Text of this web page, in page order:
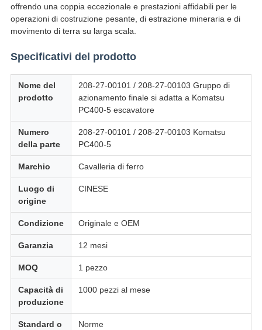
offrendo una coppia eccezionale e prestazioni affidabili per le
operazioni di costruzione pesante, di estrazione mineraria e di
movimento di terra su larga scala.
Specificativi del prodotto
Nome del
prodotto
208-27-00101 / 208-27-00103 Gruppo di
azionamento finale si adatta a Komatsu
PC400-5 escavatore
Numero
della parte
208-27-00101 / 208-27-00103 Komatsu
PC400-5
Marchio Cavalleria di ferro
Luogo di
origine
CINESE
Condizione Originale e OEM
Garanzia 12 mesi
MOQ 1 pezzo
Capacità di
produzione
1000 pezzi al mese
Standard o
Norme